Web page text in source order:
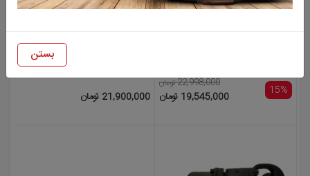
15% 22,998,000 تومان
19,545,000 تومان
بکس بادی 3/4 هانسول
21,900,000 تومان
بستن